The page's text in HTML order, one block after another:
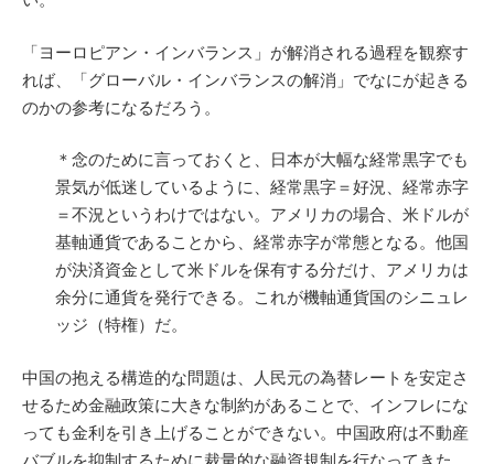
「ヨーロピアン・インバランス」が解消される過程を観察す
れば、「グローバル・インバランスの解消」でなにが起きる
のかの参考になるだろう。
＊念のために言っておくと、日本が大幅な経常黒字でも
景気が低迷しているように、経常黒字＝好況、経常赤字
＝不況というわけではない。アメリカの場合、米ドルが
基軸通貨であることから、経常赤字が常態となる。他国
が決済資金として米ドルを保有する分だけ、アメリカは
余分に通貨を発行できる。これが機軸通貨国のシニュレ
ッジ（特権）だ。
中国の抱える構造的な問題は、人民元の為替レートを安定さ
せるため金融政策に大きな制約があることで、インフレにな
っても金利を引き上げることができない。中国政府は不動産
バブルを抑制するために裁量的な融資規制を行なってきた